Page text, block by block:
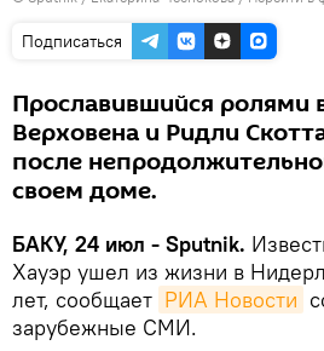
Подписаться
Прославившийся ролями
Верховена и Ридли
после
своем доме.
БАКУ, 24 июл - Sputnik.
Хауэр ушел из жизни в
лет, сообщает РИА Новости
зарубежные СМИ.